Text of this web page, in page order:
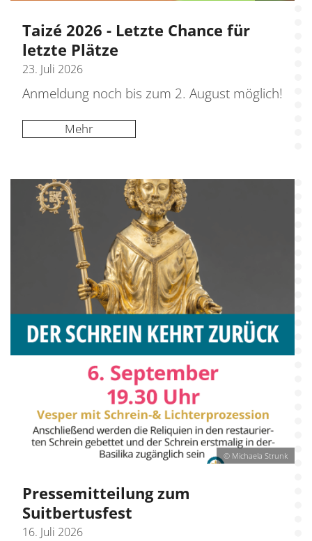
Taizé 2026 - Letzte Chance für
letzte Plätze
23. Juli 2026
Anmeldung noch bis zum 2. August möglich!
Mehr
© Michaela Strunk
Pressemitteilung zum
Suitbertusfest
16. Juli 2026